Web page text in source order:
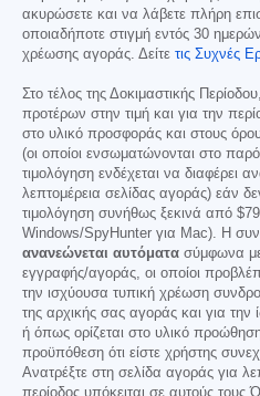
ακυρώσετε και να λάβετε πλήρη
οποιαδήποτε στιγμή εντός 30
χρέωσης αγοράς. Δείτε τις Συχνές
Στο τέλος της Δοκιμαστικής
προτέρων στην τιμή και για την
στο υλικό προσφοράς και στους
(οι οποίοι ενσωματώνονται στο
τιμολόγηση ενδέχεται να
λεπτομέρεια σελίδας αγοράς) εάν
τιμολόγηση συνήθως ξεκινά από
Windows/SpyHunter για Mac). Η
ανανεώνεται αυτόματα σύμφωνα με
εγγραφής/αγοράς, οι οποίοι
την ισχύουσα τυπική χρέωση
της αρχικής σας αγοράς και για την
ή όπως ορίζεται στο υλικό
προϋπόθεση ότι είστε χρήστης
Ανατρέξτε στη σελίδα αγοράς για
περίοδος υπόκειται σε αυτούς